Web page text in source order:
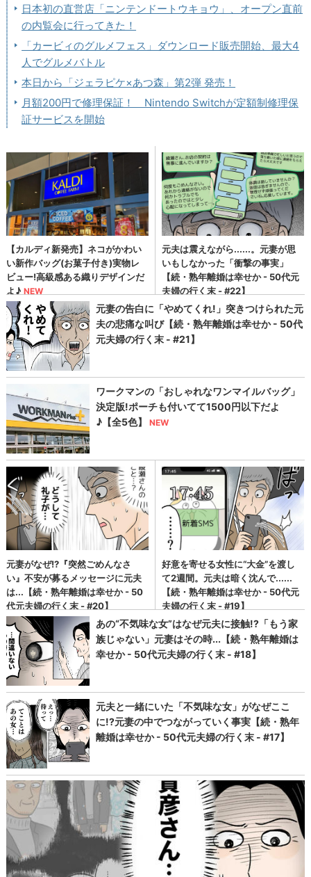
日本初の直営店「ニンテンドートウキョウ」、オープン直前
の内覧会に行ってきた！
「カービィのグルメフェス」ダウンロード販売開始、最大4
人でグルメバトル
本日から「ジェラピケ×あつ森」第2弾 発売！
月額200円で修理保証！ Nintendo Switchが定額制修理保
証サービスを開始